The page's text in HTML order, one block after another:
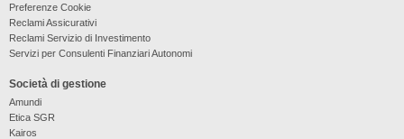
Preferenze Cookie
Reclami Assicurativi
Reclami Servizio di Investimento
Servizi per Consulenti Finanziari Autonomi
Società di gestione
Amundi
Etica SGR
Kairos